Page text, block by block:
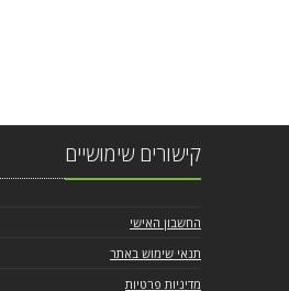
קישורים שימושיים
החשבון האישי
תנאי שימוש באתר
מדיניות פרטיות